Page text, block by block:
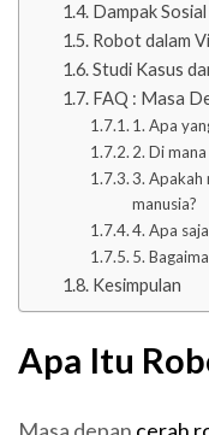
Dampak
Robot dalam
Studi Kasus
FAQ : Masa
1. Apa
2. Di
3. Apakah
manusia?
4. Apa
5.
Kesimpulan
Apa Itu